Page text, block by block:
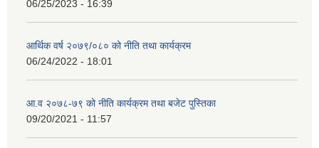
06/25/2023 - 16:39
आर्थिक वर्ष २०७९/०८० को नीति तथा कार्यक्रम
06/24/2022 - 18:01
आ.व २०७८-७९ को नीति कार्यक्रम तथा बजेट पुस्तिका
09/20/2021 - 11:57